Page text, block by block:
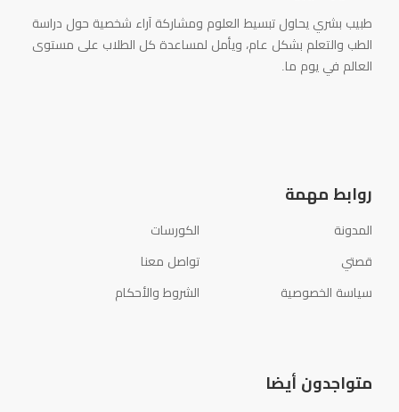
طبيب بشري يحاول تبسيط العلوم ومشاركة آراء شخصية حول دراسة
الطب والتعلم بشكل عام، ويأمل لمساعدة كل الطلاب على مستوى
العالم في يوم ما.
روابط مهمة
المدونة الكورسات
قصتي تواصل معنا
سياسة الخصوصية الشروط والأحكام
متواجدون أيضا